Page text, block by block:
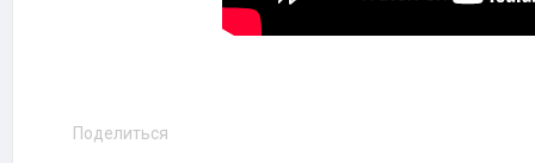
Поделиться